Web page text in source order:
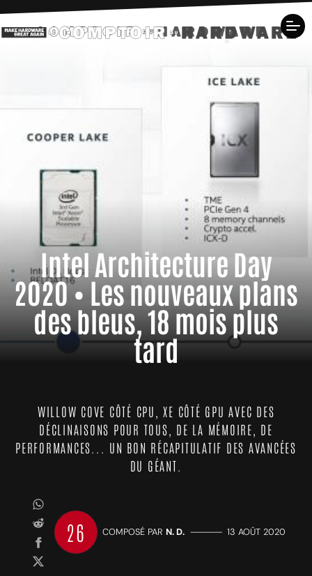
Intel Architecture Day
2020 • Les nouveaux plans
des bleus, 18 mois plus
tard
WILLOW COVE CÔTÉ CPU, XE CÔTÉ GPU AVEC DES
DÉCLINAISONS POUR TOUS, DE LA MÉMOIRE, DE
PERFORMANCES... UN BON RÉCAPITULATIF DES AVANCÉES
DU GÉANT.
26 COMPOSÉ PAR N. D. ————— 13 AOÛT 2020